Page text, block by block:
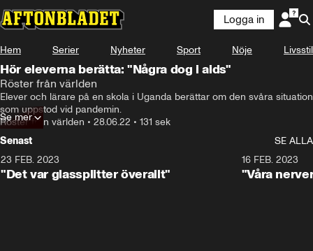
Logga in
Hem Serier Nyheter Sport Nöje Livsstil
Hör eleverna berätta: "Några dog i aids"
Röster från världen
Elever och lärare på en skola i Uganda berättar om den svåra situation
som uppstod vid pandemin.
Röster från världen • 28.06.22 • 131 sek
Se mer
Senast
SE ALLA
23 FEB. 2023
"Det var glassplitter överallt"
16 FEB. 2023
"Våra